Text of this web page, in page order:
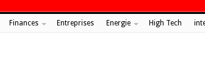
Finances Entreprises Energie High Tech